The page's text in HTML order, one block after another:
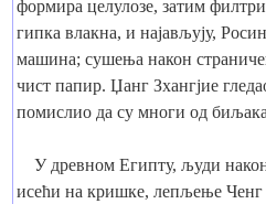
формира целулозе, затим
гипка влакна, и најављују,
машина; сушења након
чист папир. Џанг Зхангјие
помислио да су многи од биљака
У древном Египту, људи
исећи на кришке, лепљење Ченг